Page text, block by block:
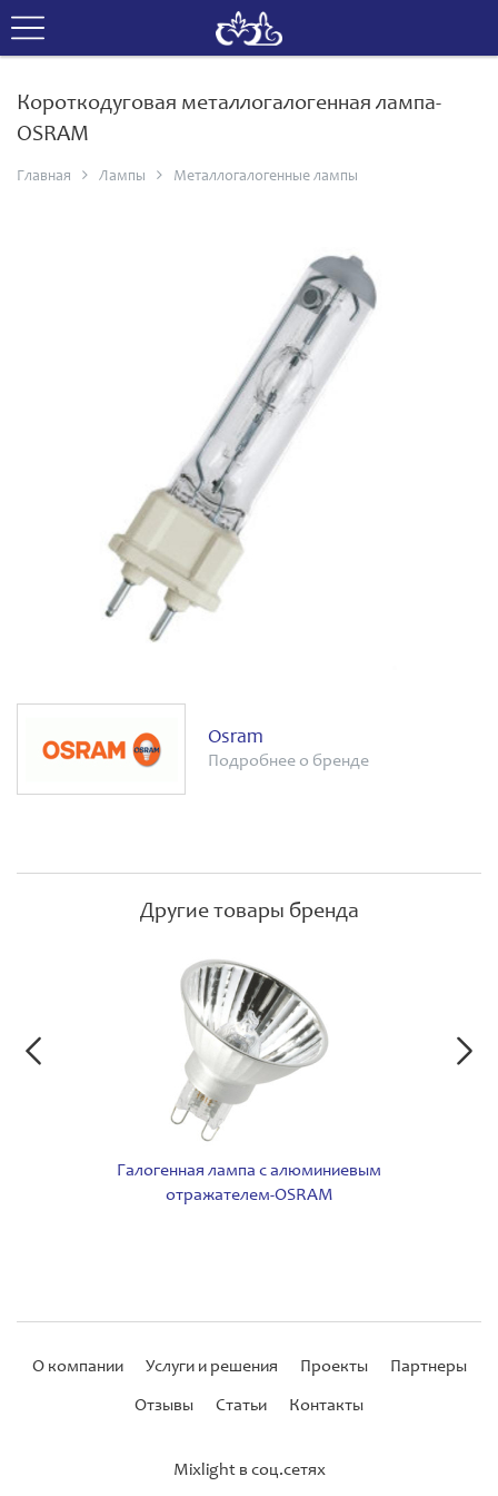
Короткодуговая металлогалогенная лампа-
OSRAM
Главная Лампы Металлогалогенные лампы
Osram
Подробнее о бренде
Другие товары бренда
Галогенная лампа с алюминиевым
отражателем-OSRAM
О компании Услуги и решения Проекты Партнеры
Отзывы Статьи Контакты
Mixlight в соц.сетях